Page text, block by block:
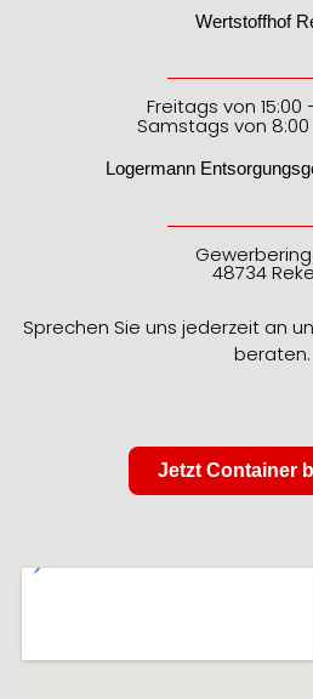
Wertstoffhof
Freitags von 15:00
Samstags von 8:00
Logermann
48734
Sprechen Sie uns jederzeit an
beraten.
Jetzt Container